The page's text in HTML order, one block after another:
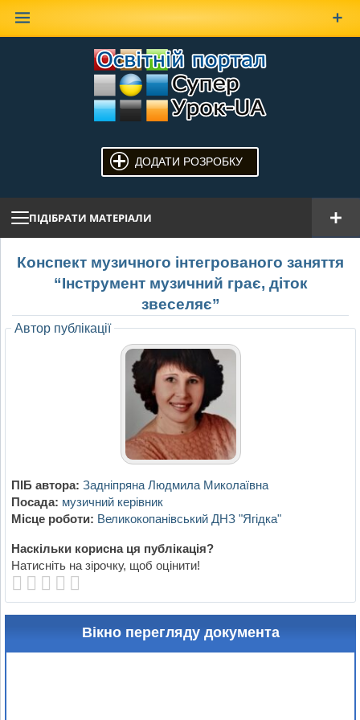
ДОДАТИ РОЗРОБКУ
ПІДІБРАТИ МАТЕРІАЛИ
Конспект музичного інтегрованого заняття
“Інструмент музичний грає, діток
звеселяє”
Автор публікації
ПІБ автора: Задніпряна Людмила Миколаївна
Посада: музичний керівник
Місце роботи: Великокопанівський ДНЗ "Ягідка"
Наскільки корисна ця публікація?
Натисніть на зірочку, щоб оцінити!
Вікно перегляду документа